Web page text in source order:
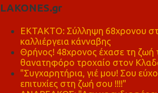
LAKONES.gr
ΕΚΤΑΚΤΟ: Σύλληψη 68χρονου
καλλιέργεια κάνναβης
Θρήνος! 48χρονος έχασε τη ζωή
θανατηφόρο τροχαίο στον
"Συγχαρητήρια, γιέ μου! Σου
επιτυχίες στη ζωή σου !!!!"